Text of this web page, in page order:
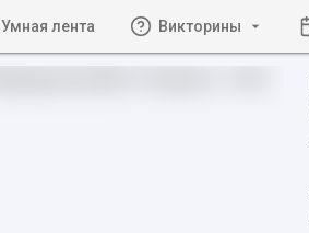
Умная лента Викторины